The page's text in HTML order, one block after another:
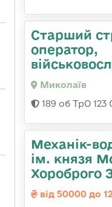
Старший
оператор,
Миколаїв
189 об ТрО
Механік-
ім. князя
Хороброго
від 50000 до